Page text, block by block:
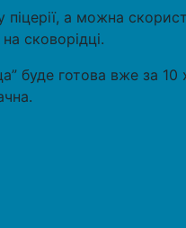
піцерії, а можна
сковорідці.
буде готова вже за